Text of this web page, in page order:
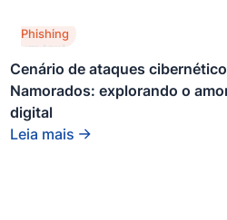
Este é
um texto
dentro
de um
bloco
div.
Phishing
Cenário de ataques
Namorados: explorando o
digital
Leia mais